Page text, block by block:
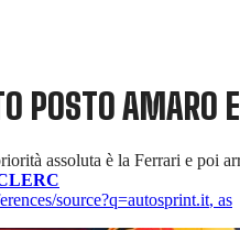
POSTO AMARO
assoluta è la Ferrari e poi
source?q=autosprint.it, as